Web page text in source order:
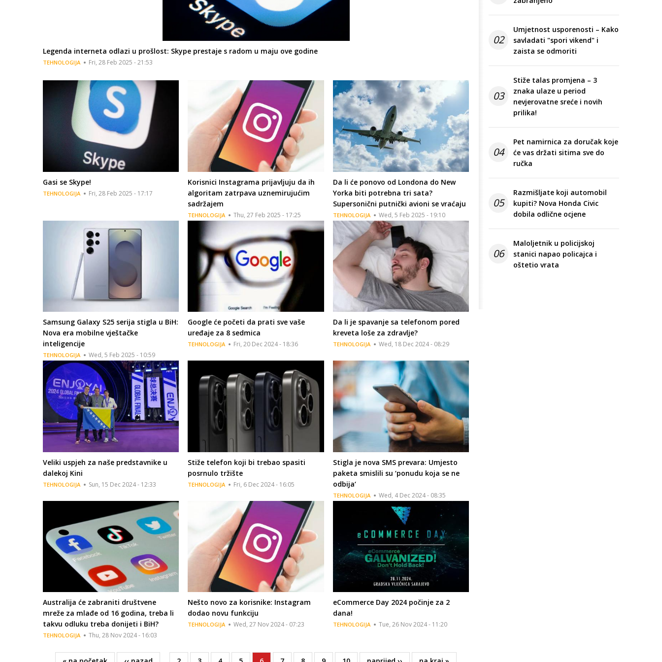
Legenda interneta odlazi u prošlost: Skype prestaje s radom u maju ove godine
TEHNOLOGIJA Fri, 28 Feb 2025 - 21:53
Gasi se Skype!
TEHNOLOGIJA Fri, 28 Feb 2025 - 17:17
Korisnici Instagrama prijavljuju da ih
algoritam zatrpava uznemirujućim
sadržajem
TEHNOLOGIJA Thu, 27 Feb 2025 - 17:25
Da li će ponovo od Londona do New
Yorka biti potrebna tri sata?
Supersonični putnički avioni se vraćaju
TEHNOLOGIJA Wed, 5 Feb 2025 - 19:10
Samsung Galaxy S25 serija stigla u BiH:
Nova era mobilne vještačke
inteligencije
TEHNOLOGIJA Wed, 5 Feb 2025 - 10:59
Google će početi da prati sve vaše
uređaje za 8 sedmica
TEHNOLOGIJA Fri, 20 Dec 2024 - 18:36
Da li je spavanje sa telefonom pored
kreveta loše za zdravlje?
TEHNOLOGIJA Wed, 18 Dec 2024 - 08:29
Veliki uspjeh za naše predstavnike u
dalekoj Kini
TEHNOLOGIJA Sun, 15 Dec 2024 - 12:33
Stiže telefon koji bi trebao spasiti
posrnulo tržište
TEHNOLOGIJA Fri, 6 Dec 2024 - 16:05
Stigla je nova SMS prevara: Umjesto
paketa smislili su ‘ponudu koja se ne
odbija‘
TEHNOLOGIJA Wed, 4 Dec 2024 - 08:35
Australija će zabraniti društvene
mreže za mlađe od 16 godina, treba li
takvu odluku treba donijeti i BiH?
TEHNOLOGIJA Thu, 28 Nov 2024 - 16:03
Nešto novo za korisnike: Instagram
dodao novu funkciju
TEHNOLOGIJA Wed, 27 Nov 2024 - 07:23
eCommerce Day 2024 počinje za 2
dana!
TEHNOLOGIJA Tue, 26 Nov 2024 - 11:20
02
Umjetnost usporenosti – Kako
savladati "spori vikend" i
zaista se odmoriti
03
Stiže talas promjena – 3
znaka ulaze u period
nevjerovatne sreće i novih
prilika!
04
Pet namirnica za doručak koje
će vas držati sitima sve do
ručka
05
Razmišljate koji automobil
kupiti? Nova Honda Civic
dobila odlične ocjene
06
Maloljetnik u policijskoj
stanici napao policajca i
oštetio vrata